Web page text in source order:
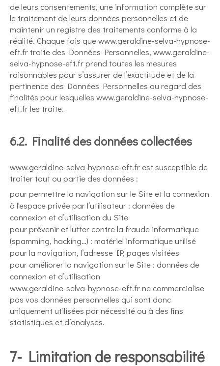
de leurs consentements, une information complète sur
le traitement de leurs données personnelles et de
maintenir un registre des traitements conforme à la
réalité. Chaque fois que www.geraldine-selva-hypnose-
eft.fr traite des Données Personnelles, www.geraldine-
selva-hypnose-eft.fr prend toutes les mesures
raisonnables pour s’assurer de l’exactitude et de la
pertinence des Données Personnelles au regard des
finalités pour lesquelles www.geraldine-selva-hypnose-
eft.fr les traite.
6.2. Finalité des données collectées
www.geraldine-selva-hypnose-eft.fr est susceptible de
traiter tout ou partie des données :
pour permettre la navigation sur le Site et la connexion
à l'espace privée par l’utilisateur : données de
connexion et d’utilisation du Site
pour prévenir et lutter contre la fraude informatique
(spamming, hacking…) : matériel informatique utilisé
pour la navigation, l’adresse IP, pages visitées
pour améliorer la navigation sur le Site : données de
connexion et d’utilisation
www.geraldine-selva-hypnose-eft.fr ne commercialise
pas vos données personnelles qui sont donc
uniquement utilisées par nécessité ou à des fins
statistiques et d’analyses.
7- Limitation de responsabilité